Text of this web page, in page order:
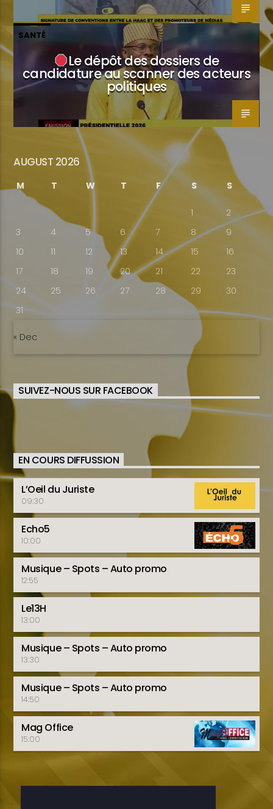
SANTÉ
Le dépôt des dossiers de
candidature au scanner des acteurs
politiques
AUGUST 2026
M T W T F S S
1
2
3
4 5 6 7 8
9
10
11 12 13 14 15
16
17
18 19 20 21 22
23
24
25 26 27 28 29
30
31
« Dec
SUIVEZ-NOUS SUR FACEBOOK
EN COURS DIFFUSSION
L’Oeil du Juriste
09:30
Echo5
10:00
Musique – Spots – Auto promo
12:55
Le13H
13:00
Musique – Spots – Auto promo
13:30
Musique – Spots – Auto promo
14:50
Mag Office
15:00